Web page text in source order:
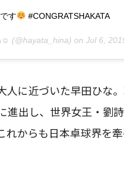
す #CONGRATSHAKATA
(@hayata_hina) on Jul 6, 2019 at
人に近づいた早田ひな
進出し、世界女王・劉
れからも日本卓球界を